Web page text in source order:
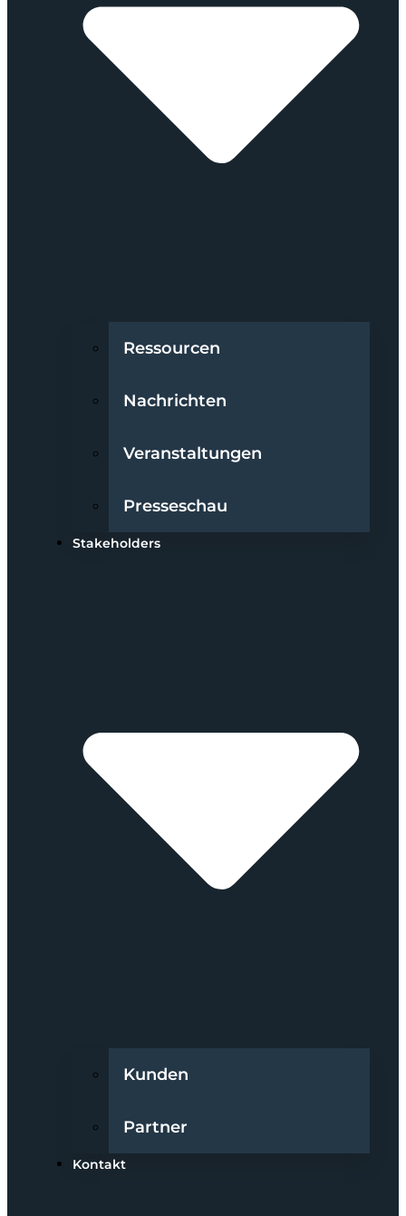
Ressourcen
Nachrichten
Veranstaltungen
Presseschau
Stakeholders
Kunden
Partner
Kontakt